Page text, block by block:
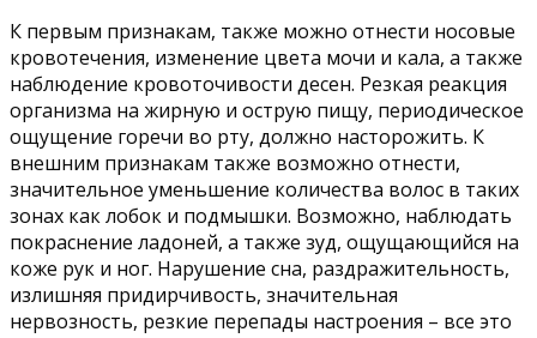
К первым признакам, также можно отнести носовые
кровотечения, изменение цвета мочи и кала, а также
наблюдение кровоточивости десен. Резкая реакция
организма на жирную и острую пищу, периодическое
ощущение горечи во рту, должно насторожить. К
внешним признакам также возможно отнести,
значительное уменьшение количества волос в таких
зонах как лобок и подмышки. Возможно, наблюдать
покраснение ладоней, а также зуд, ощущающийся на
коже рук и ног. Нарушение сна, раздражительность,
излишняя придирчивость, значительная
нервозность, резкие перепады настроения – все это